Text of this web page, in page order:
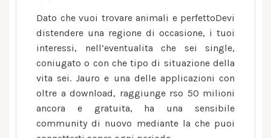
Dato che vuoi trovare animali e perfettoDevi
distendere una regione di occasione, i tuoi
interessi, nell’eventualita che sei single,
coniugato o con che tipo di situazione della
vita sei. Jauro e una delle applicazioni con
oltre a download, raggiunge rso 50 milioni
ancora e gratuita, ha una sensibile
community di nuovo mediante la che puoi